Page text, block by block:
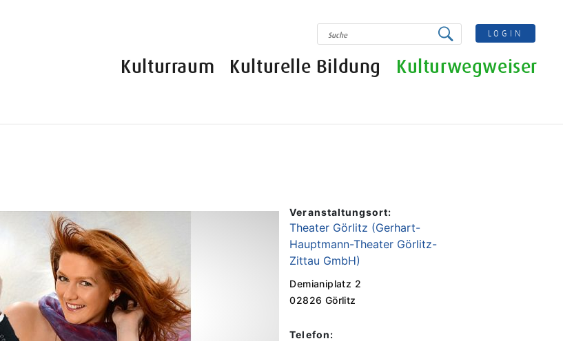
SUCHE LOGIN
Kulturraum Kulturelle Bildung Kulturwegweiser
Veranstaltungsort:
Theater Görlitz (Gerhart-
Hauptmann-Theater Görlitz-
Zittau GmbH)
Demianiplatz 2
02826 Görlitz
Telefon: